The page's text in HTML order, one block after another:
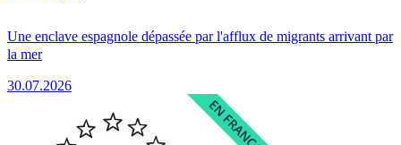
Une enclave espagnole dépassée par l'afflux de migrants arrivant par
la mer
30.07.2026